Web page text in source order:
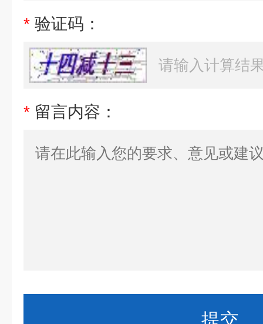
* 验证码：
* 留言内容：